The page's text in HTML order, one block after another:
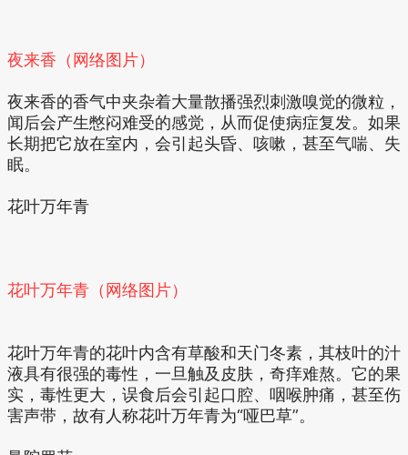
夜来香（网络图片）
夜来香的香气中夹杂着大量散播强烈刺激嗅觉的微粒，
闻后会产生憋闷难受的感觉，从而促使病症复发。如果
长期把它放在室内，会引起头昏、咳嗽，甚至气喘、失
眠。
花叶万年青
花叶万年青（网络图片）
花叶万年青的花叶内含有草酸和天门冬素，其枝叶的汁
液具有很强的毒性，一旦触及皮肤，奇痒难熬。它的果
实，毒性更大，误食后会引起口腔、咽喉肿痛，甚至伤
害声带，故有人称花叶万年青为“哑巴草”。